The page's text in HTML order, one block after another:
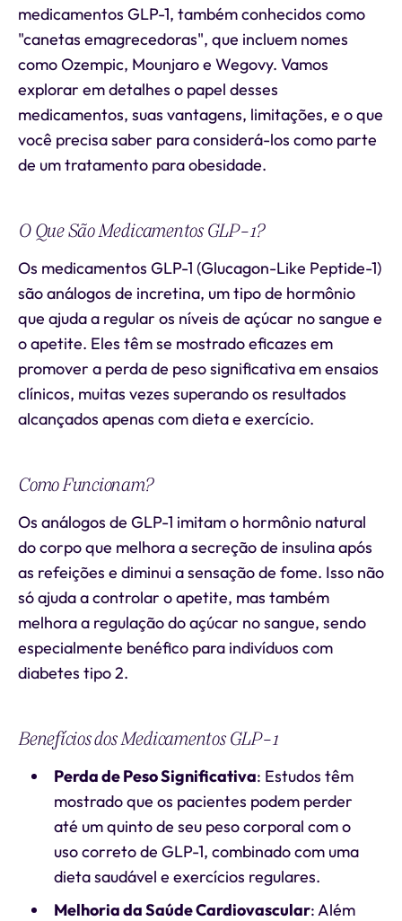
medicamentos GLP-1, também conhecidos como
"canetas emagrecedoras", que incluem nomes
como Ozempic, Mounjaro e Wegovy. Vamos
explorar em detalhes o papel desses
medicamentos, suas vantagens, limitações, e o que
você precisa saber para considerá-los como parte
de um tratamento para obesidade.
O Que São Medicamentos GLP-1?
Os medicamentos GLP-1 (Glucagon-Like Peptide-1)
são análogos de incretina, um tipo de hormônio
que ajuda a regular os níveis de açúcar no sangue e
o apetite. Eles têm se mostrado eficazes em
promover a perda de peso significativa em ensaios
clínicos, muitas vezes superando os resultados
alcançados apenas com dieta e exercício.
Como Funcionam?
Os análogos de GLP-1 imitam o hormônio natural
do corpo que melhora a secreção de insulina após
as refeições e diminui a sensação de fome. Isso não
só ajuda a controlar o apetite, mas também
melhora a regulação do açúcar no sangue, sendo
especialmente benéfico para indivíduos com
diabetes tipo 2.
Benefícios dos Medicamentos GLP-1
Perda de Peso Significativa: Estudos têm
mostrado que os pacientes podem perder
até um quinto de seu peso corporal com o
uso correto de GLP-1, combinado com uma
dieta saudável e exercícios regulares.
Melhoria da Saúde Cardiovascular: Além